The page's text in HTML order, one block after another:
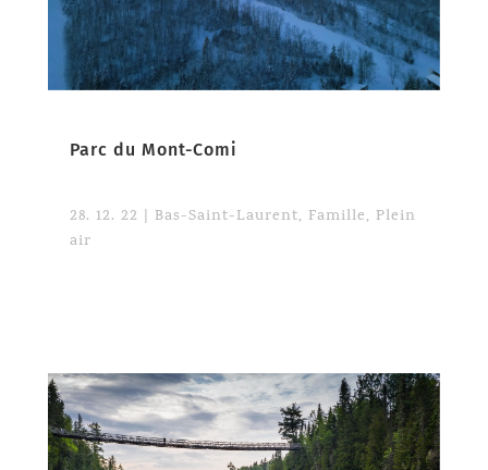
Parc du Mont-Comi
28. 12. 22 | Bas-Saint-Laurent, Famille, Plein
air